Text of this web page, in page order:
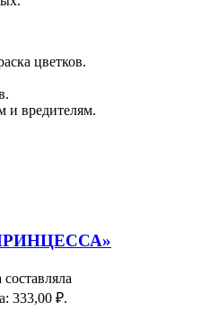
цветков.
и вредителям.
333,00 ₽.